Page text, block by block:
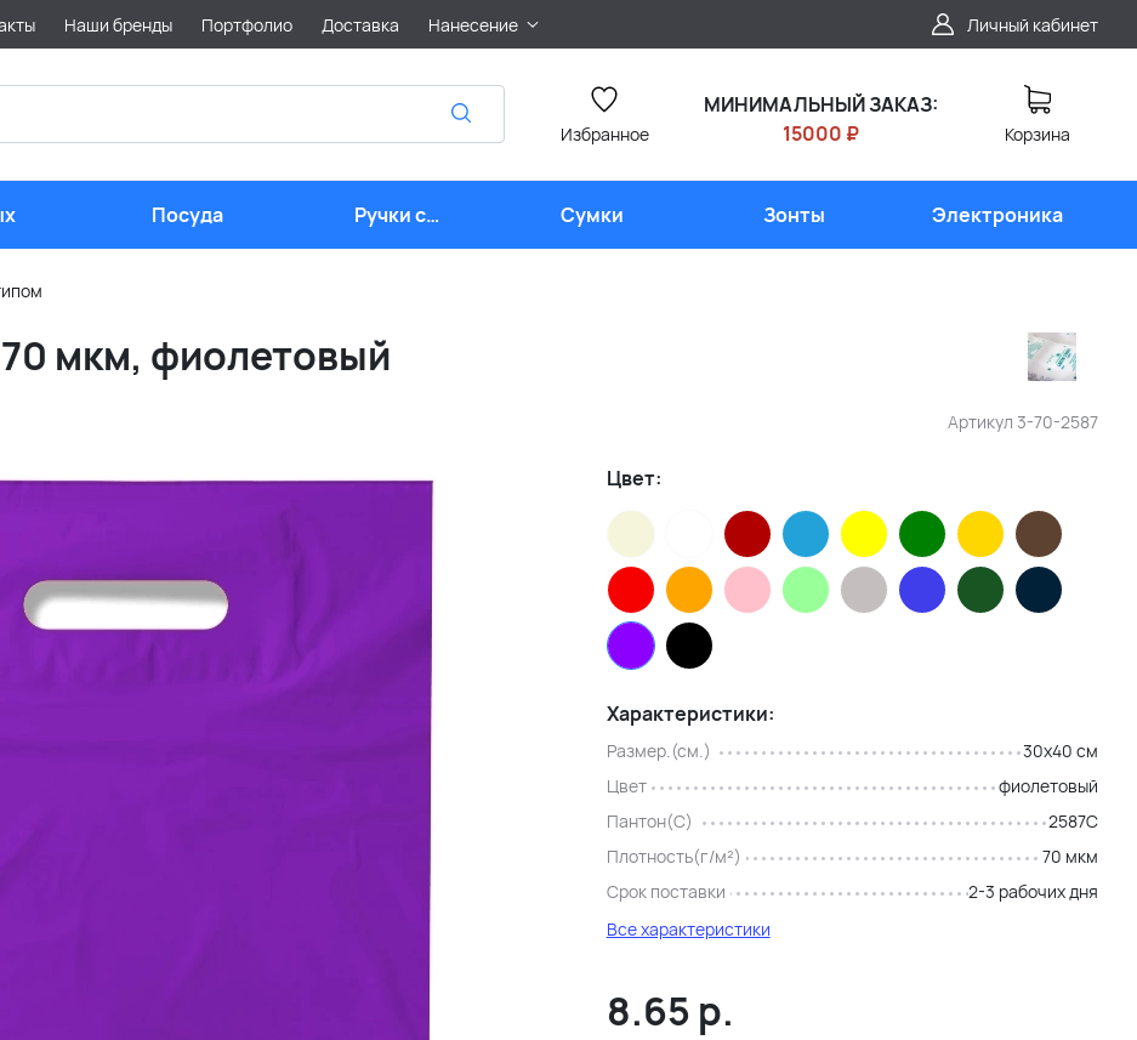
Наши бренды Портфолио Доставка Нанесение Личный кабинет
Избранное
МИНИМАЛЬНЫЙ ЗАКАЗ:
15000 ₽
Корзина
Посуда
Ручки с
логотипом
Сумки Зонты Электроника
Артикул 3-70-2587
мкм, фиолетовый
Цвет:
Характеристики:
Размер.(см.)
30x40 см
Цвет
фиолетовый
Пантон(C)
2587С
Плотность(г/м²)
70 мкм
Срок поставки
2-3 рабочих дня
Все характеристики
8.65 р.